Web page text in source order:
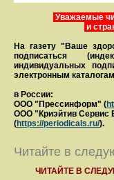
Уважаемые
и
На газету "Ваше
подписаться
индивидуальных
электронным
в России:
ООО "Прессинформ" (
ООО "Криэйтив Сервис
(https://periodicals.ru/).
Читайте в
ЧИТАЙТЕ В